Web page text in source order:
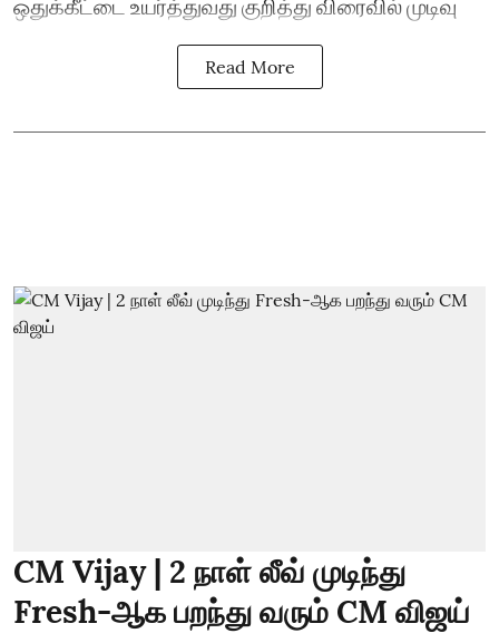
Read More
CM Vijay | 2 நாள் லீவ் முடிந்து
Fresh-ஆக பறந்து வரும் CM விஜய்